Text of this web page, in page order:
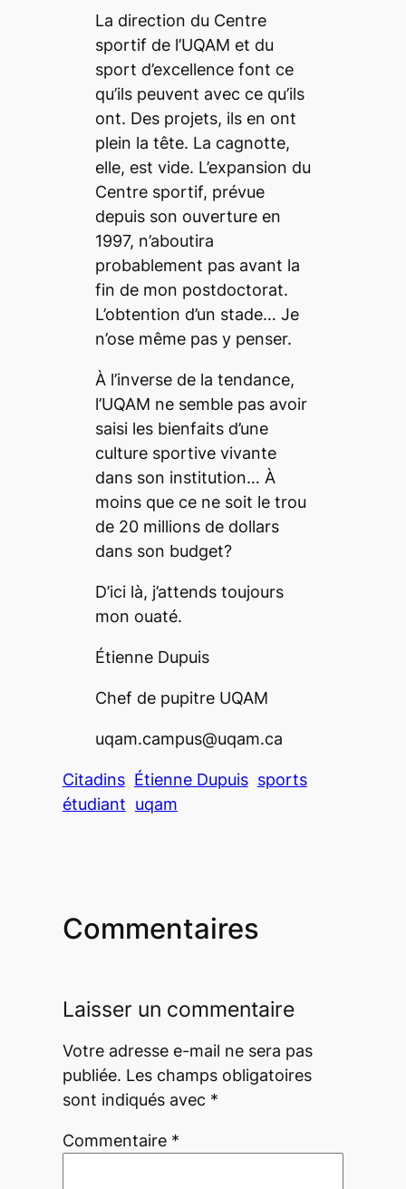
La direction du Centre
sportif de l’UQAM et du
sport d’excellence font ce
qu’ils peuvent avec ce qu’ils
ont. Des projets, ils en ont
plein la tête. La cagnotte,
elle, est vide. L’expansion du
Centre sportif, prévue
depuis son ouverture en
1997, n’aboutira
probablement pas avant la
fin de mon postdoctorat.
L’obtention d’un stade… Je
n’ose même pas y penser.
À l’inverse de la tendance,
l’UQAM ne semble pas avoir
saisi les bienfaits d’une
culture sportive vivante
dans son institution… À
moins que ce ne soit le trou
de 20 millions de dollars
dans son budget?
D’ici là, j’attends toujours
mon ouaté.
Étienne Dupuis
Chef de pupitre UQAM
uqam.campus@uqam.ca
Citadins Étienne Dupuis sports
étudiant uqam
Commentaires
Laisser un commentaire
Votre adresse e-mail ne sera pas
publiée. Les champs obligatoires
sont indiqués avec *
Commentaire *